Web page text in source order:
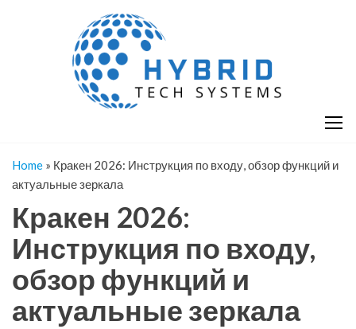
Home » Кракен 2026: Инструкция по входу, обзор функций и
актуальные зеркала
Кракен 2026:
Инструкция по входу,
обзор функций и
актуальные зеркала